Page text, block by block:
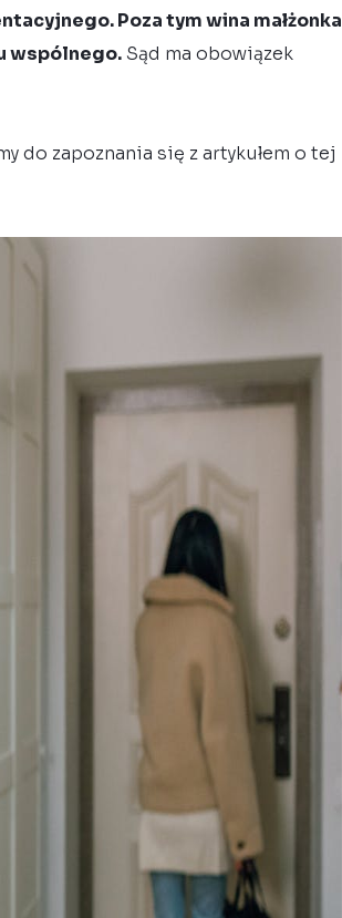
Poza tym wina małżonka
wspólnego. Sąd ma obowiązek
do zapoznania się z artykułem o tej